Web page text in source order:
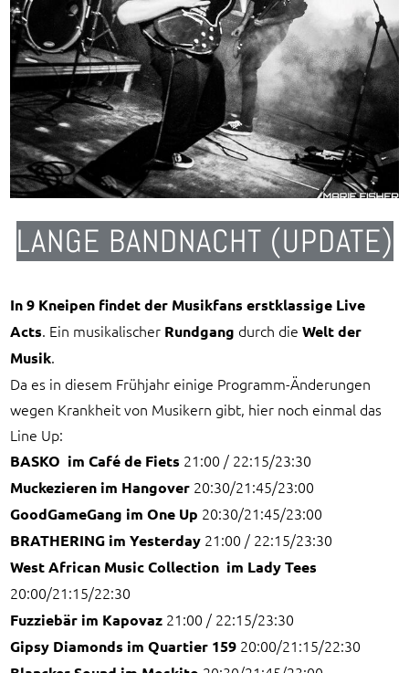
LANGE BANDNACHT (UPDATE)
In 9 Kneipen findet der Musikfans erstklassige Live
Acts. Ein musikalischer Rundgang durch dieWelt der
Musik.
Da es in diesem Frühjahr einige Programm-Änderungen
wegen Krankheit von Musikern gibt, hier noch einmal das
Line Up:
BASKO im Café de Fiets 21:00 / 22:15/23:30
Muckezieren im Hangover 20:30/21:45/23:00
GoodGameGang im One Up 20:30/21:45/23:00
BRATHERING im Yesterday 21:00 / 22:15/23:30
West African Music Collection im Lady Tees
20:00/21:15/22:30
Fuzziebär im Kapovaz 21:00 / 22:15/23:30
Gipsy Diamonds im Quartier 159 20:00/21:15/22:30